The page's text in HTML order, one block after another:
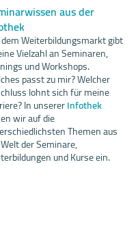
aus der
Weiterbildungsmarkt gibt
Vielzahl an Seminaren,
und Workshops.
passt zu mir? Welcher
lohnt sich für meine
In unsererInfothek
wir auf die
Themen aus
der Seminare,
und Kurse ein.